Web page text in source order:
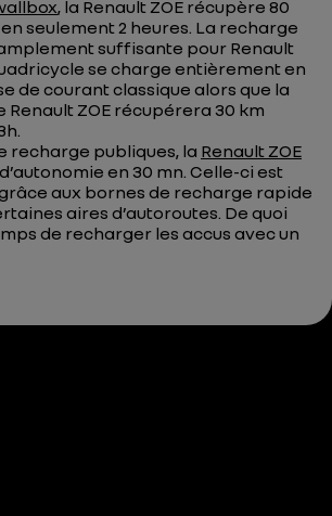
, la Renault ZOE récupère 80
seulement 2 heures. La recharge
suffisante pour Renault
se charge entièrement en
de courant classique alors que la
ZOE récupérera 30 km
recharge publiques, la Renault ZOE
en 30 mn. Celle-ci est
aux bornes de recharge rapide
aires d’autoroutes. De quoi
de recharger les accus avec un